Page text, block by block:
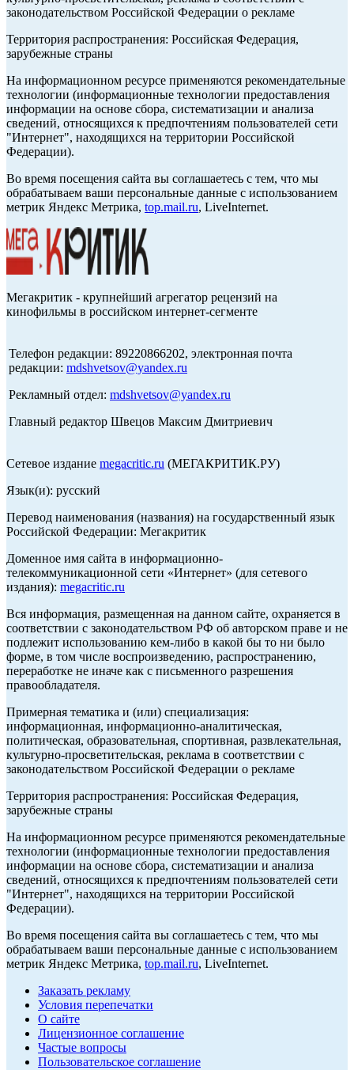
законодательством Российской Федерации о рекламе
Территория распространения: Российская Федерация,
зарубежные страны
На информационном ресурсе применяются рекомендательные
технологии (информационные технологии предоставления
информации на основе сбора, систематизации и анализа
сведений, относящихся к предпочтениям пользователей сети
"Интернет", находящихся на территории Российской
Федерации).
Во время посещения сайта вы соглашаетесь с тем, что мы
обрабатываем ваши персональные данные с использованием
метрик Яндекс Метрика, top.mail.ru, LiveInternet.
Мегакритик - крупнейший агрегатор рецензий на
кинофильмы в российском интернет-сегменте
Телефон редакции: 89220866202, электронная почта
редакции: mdshvetsov@yandex.ru
Рекламный отдел: mdshvetsov@yandex.ru
Главный редактор Швецов Максим Дмитриевич
Сетевое издание megacritic.ru (МЕГАКРИТИК.РУ)
Язык(и): русский
Перевод наименования (названия) на государственный язык
Российской Федерации: Мегакритик
Доменное имя сайта в информационно-
телекоммуникационной сети «Интернет» (для сетевого
издания): megacritic.ru
Вся информация, размещенная на данном сайте, охраняется в
соответствии с законодательством РФ об авторском праве и не
подлежит использованию кем-либо в какой бы то ни было
форме, в том числе воспроизведению, распространению,
переработке не иначе как с письменного разрешения
правообладателя.
Примерная тематика и (или) специализация:
информационная, информационно-аналитическая,
политическая, образовательная, спортивная, развлекательная,
культурно-просветительская, реклама в соответствии с
законодательством Российской Федерации о рекламе
Территория распространения: Российская Федерация,
зарубежные страны
На информационном ресурсе применяются рекомендательные
технологии (информационные технологии предоставления
информации на основе сбора, систематизации и анализа
сведений, относящихся к предпочтениям пользователей сети
"Интернет", находящихся на территории Российской
Федерации).
Во время посещения сайта вы соглашаетесь с тем, что мы
обрабатываем ваши персональные данные с использованием
метрик Яндекс Метрика, top.mail.ru, LiveInternet.
Заказать рекламу
Условия перепечатки
О сайте
Лицензионное соглашение
Частые вопросы
Пользовательское соглашение